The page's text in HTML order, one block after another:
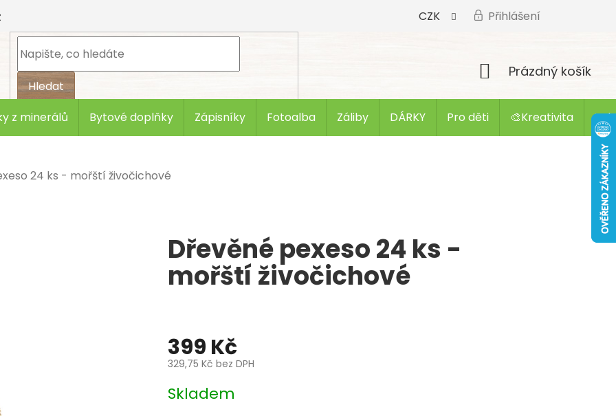
CZK Přihlášení
Hledat
Nákupní
Prázdný košík
z minerálů Bytové doplňky Zápisníky Fotoalba Záliby DÁRKY Pro děti 🎨Kreativita
24 ks - mořští živočichové
Dřevěné pexeso 24 ks -
mořští živočichové
399 Kč
329,75 Kč bez DPH
Měrná
cena:
Skladem